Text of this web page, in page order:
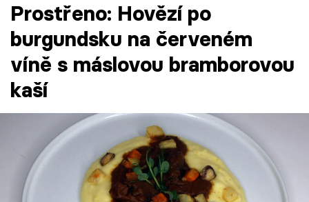
Témata
Články
TV Program
Prostřeno: Hovězí po
burgundsku na červeném
víně s máslovou bramborovou
kaší